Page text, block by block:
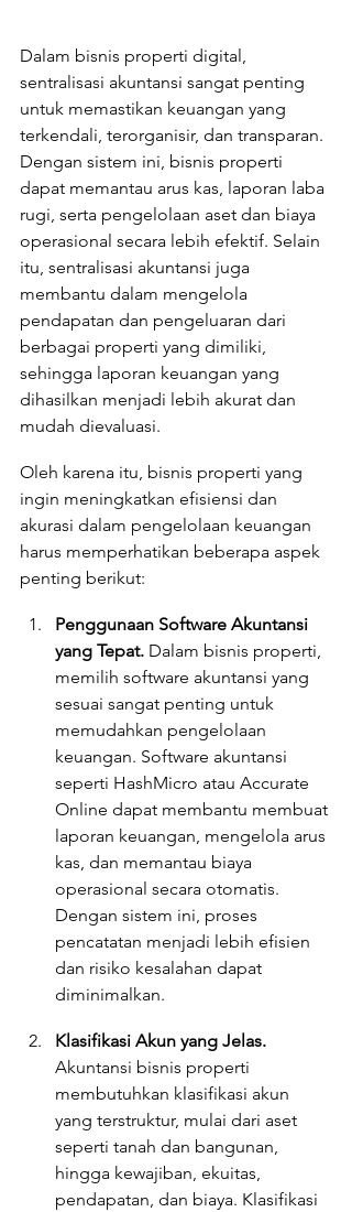
Dalam bisnis properti digital,
sentralisasi akuntansi sangat penting
untuk memastikan keuangan yang
terkendali, terorganisir, dan transparan.
Dengan sistem ini, bisnis properti
dapat memantau arus kas, laporan laba
rugi, serta pengelolaan aset dan biaya
operasional secara lebih efektif. Selain
itu, sentralisasi akuntansi juga
membantu dalam mengelola
pendapatan dan pengeluaran dari
berbagai properti yang dimiliki,
sehingga laporan keuangan yang
dihasilkan menjadi lebih akurat dan
mudah dievaluasi.
Oleh karena itu, bisnis properti yang
ingin meningkatkan efisiensi dan
akurasi dalam pengelolaan keuangan
harus memperhatikan beberapa aspek
penting berikut:
Penggunaan Software Akuntansi
yang Tepat. Dalam bisnis properti,
memilih software akuntansi yang
sesuai sangat penting untuk
memudahkan pengelolaan
keuangan. Software akuntansi
seperti HashMicro atau Accurate
Online dapat membantu membuat
laporan keuangan, mengelola arus
kas, dan memantau biaya
operasional secara otomatis.
Dengan sistem ini, proses
pencatatan menjadi lebih efisien
dan risiko kesalahan dapat
diminimalkan.
Klasifikasi Akun yang Jelas.
Akuntansi bisnis properti
membutuhkan klasifikasi akun
yang terstruktur, mulai dari aset
seperti tanah dan bangunan,
hingga kewajiban, ekuitas,
pendapatan, dan biaya. Klasifikasi